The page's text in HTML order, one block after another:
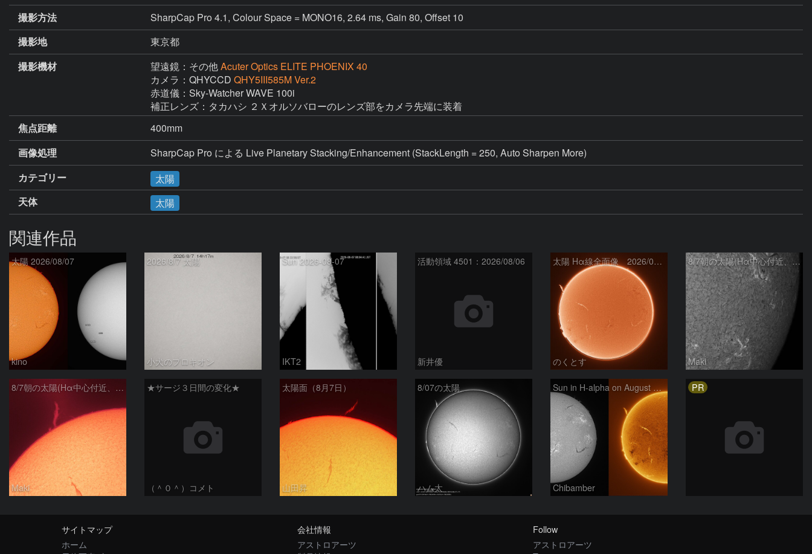
撮影方法
SharpCap Pro 4.1, Colour Space = MONO16, 2.64 ms, Gain 80, Offset 10
撮影地
東京都
撮影機材
望遠鏡：その他Acuter Optics ELITE PHOENIX 40
カメラ：QHYCCD QHY5III585M Ver.2
赤道儀：Sky-Watcher WAVE 100i
補正レンズ：タカハシ ２Ｘオルソバローのレンズ部をカメラ先端に装着
焦点距離
400mm
画像処理
SharpCap Pro による Live Planetary Stacking/Enhancement (StackLength = 250, Auto Sharpen More)
カテゴリー
太陽
天体
太陽
関連作品
太陽 2026/08/07
kino
2026/8/7 太陽
小犬のプロキオン
Sun 2026-08-07
IKT2
活動領域 4501：2026/08/06
新井優
太陽 Hα線全面像 2026/08/07
のくとす
8/7朝の太陽(Hα中心付近、4498、4502付近)
Maki
8/7朝の太陽(Hα中心付近、プロミネンス)
Maki
★サージ３日間の変化★
（＾０＾）コメト
太陽面（8月7日）
山田昇
8/07の太陽
ハム太
Sun in H-alpha on August 7, 2026
Chibamber
PR
サイトマップ
ホーム
会社情報
アストロアーツ
Follow
アストロアーツ